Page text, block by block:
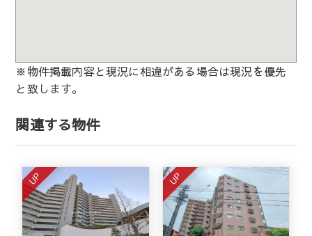
※物件掲載内容と現況に相違がある場合は現況を優先
と致します。
関連する物件
UP UP